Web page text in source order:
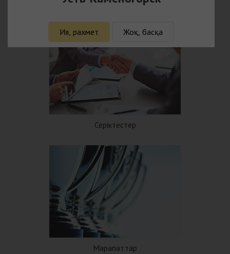
Серіктестер
Марапаттар
Ия, рахмет Жоқ, басқа